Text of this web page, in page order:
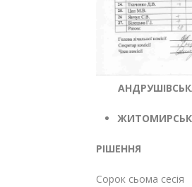
РІШЕННЯ
Сорок сьома